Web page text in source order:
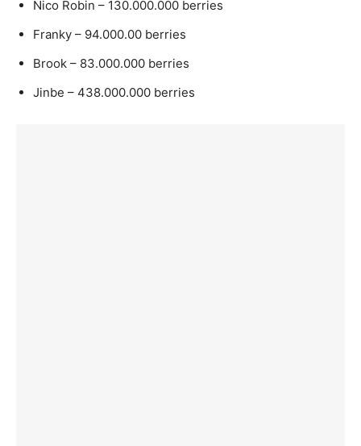
Nico Robin – 130.000.000 berries
Franky – 94.000.00 berries
Brook – 83.000.000 berries
Jinbe – 438.000.000 berries